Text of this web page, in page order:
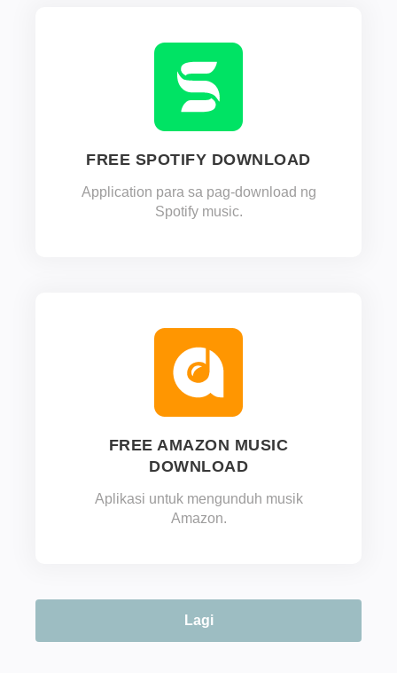
FREE SPOTIFY DOWNLOAD
Application para sa pag-download ng
Spotify music.
FREE AMAZON MUSIC
DOWNLOAD
Aplikasi untuk mengunduh musik
Amazon.
Lagi